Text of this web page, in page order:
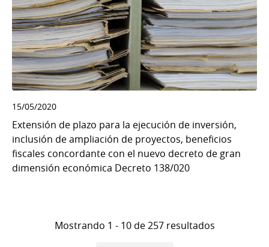
15/05/2020
Extensión de plazo para la ejecución de inversión,
inclusión de ampliación de proyectos, beneficios
fiscales concordante con el nuevo decreto de gran
dimensión económica Decreto 138/020
Mostrando 1 - 10 de 257 resultados